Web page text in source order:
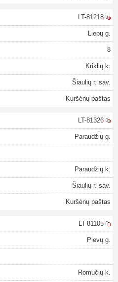
LT-81218
Liepų g.
8
Kriklių k.
Šiaulių r. sav.
Kuršėnų paštas
LT-81326
Paraudžių g.
Paraudžių k.
Šiaulių r. sav.
Kuršėnų paštas
LT-81105
Pievų g.
Romučių k.